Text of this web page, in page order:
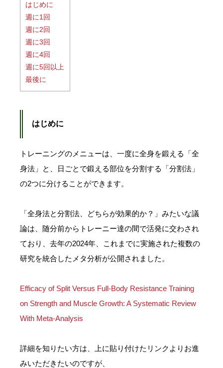
はじめに
週に1回
週に2回
週に3回
週に4回
週に5回以上
最後に
はじめに
トレーニングのメニューは、一度に全身を鍛える「全
身法」と、日ごとで鍛える部位を分割する「分割法」
の2つに分けることができます。
「全身法と分割法、どちらが効果的か？」みたいな議
論は、随分前からトレーニー達の間で活発に交わされ
ており、去年の2024年、これまでに実施された複数の
研究を統合したメタ分析が公開されました。
Efficacy of Split Versus Full-Body Resistance Training
on Strength and Muscle Growth: A Systematic Review
With Meta-Analysis
詳細を知りたい方は、上に貼り付けたリンクよりお進
みいただきたいのですが、